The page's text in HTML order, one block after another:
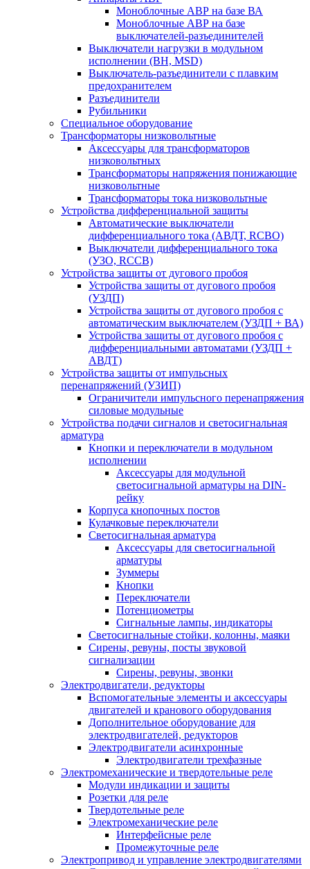
Моноблочные АВР на базе ВА
Моноблочные АВР на базе
выключателей-разъединителей
Выключатели нагрузки в модульном
исполнении (ВН, MSD)
Выключатель-разъединители с плавким
предохранителем
Разъединители
Рубильники
Специальное оборудование
Трансформаторы низковольтные
Аксессуары для трансформаторов
низковольтных
Трансформаторы напряжения понижающие
низковольтные
Трансформаторы тока низковольтные
Устройства дифференциальной защиты
Автоматические выключатели
дифференциального тока (АВДТ, RCBO)
Выключатели дифференциального тока
(УЗО, RCCB)
Устройства защиты от дугового пробоя
Устройства защиты от дугового пробоя
(УЗДП)
Устройства защиты от дугового пробоя с
автоматическим выключателем (УЗДП + ВА)
Устройства защиты от дугового пробоя с
дифференциальными автоматами (УЗДП +
АВДТ)
Устройства защиты от импульсных
перенапряжений (УЗИП)
Ограничители импульсного перенапряжения
силовые модульные
Устройства подачи сигналов и светосигнальная
арматура
Кнопки и переключатели в модульном
исполнении
Аксессуары для модульной
светосигнальной арматуры на DIN-
рейку
Корпуса кнопочных постов
Кулачковые переключатели
Светосигнальная арматура
Аксессуары для светосигнальной
арматуры
Зуммеры
Кнопки
Переключатели
Потенциометры
Сигнальные лампы, индикаторы
Светосигнальные стойки, колонны, маяки
Сирены, ревуны, посты звуковой
сигнализации
Сирены, ревуны, звонки
Электродвигатели, редукторы
Вспомогательные элементы и аксессуары
двигателей и кранового оборудования
Дополнительное оборудование для
электродвигателей, редукторов
Электродвигатели асинхронные
Электродвигатели трехфазные
Электромеханические и твердотельные реле
Модули индикации и защиты
Розетки для реле
Твердотельные реле
Электромеханические реле
Интерфейсные реле
Промежуточные реле
Электропривод и управление электродвигателями